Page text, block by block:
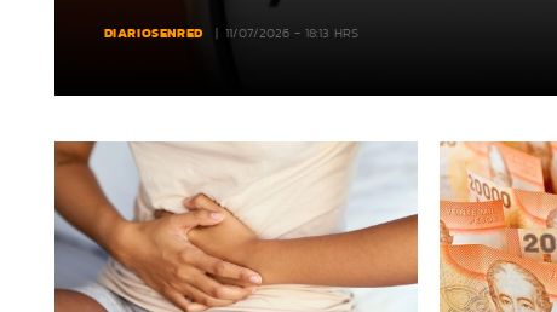
DIARIOSENRED 11/07/2026 - 18:13 HRS